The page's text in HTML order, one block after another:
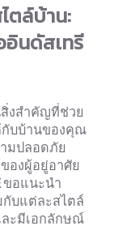
ตล์บ้าน:
อินดัสเทรี
งสำคัญที่ช่วย
กับบ้านของคุณ
มปลอดภัย
องผู้อยู่อาศัย
ขอแนะนำ
กับแต่ละสไตล์
ะมีเอกลักษณ์